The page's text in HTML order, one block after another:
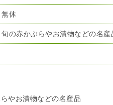
無休
旬の赤かぶらやお漬物などの名
やお漬物などの名産品